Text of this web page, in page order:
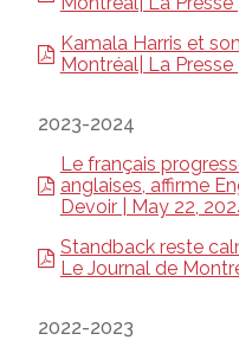
Kamala Harris et
Montréal| La Presse
2023-2024
Le français
anglaises, affirme
Devoir | May 22,
Standback reste
Le Journal de
2022-2023